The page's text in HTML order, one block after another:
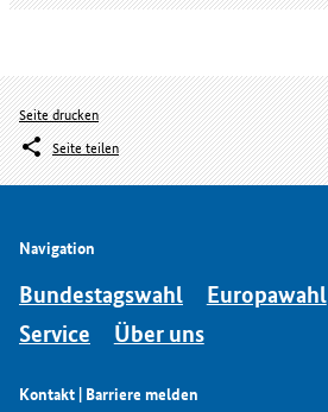
Seite drucken
Seite teilen
Navigation
Bundestagswahl Europawahl
Service
Über uns
Kontakt | Barriere melden